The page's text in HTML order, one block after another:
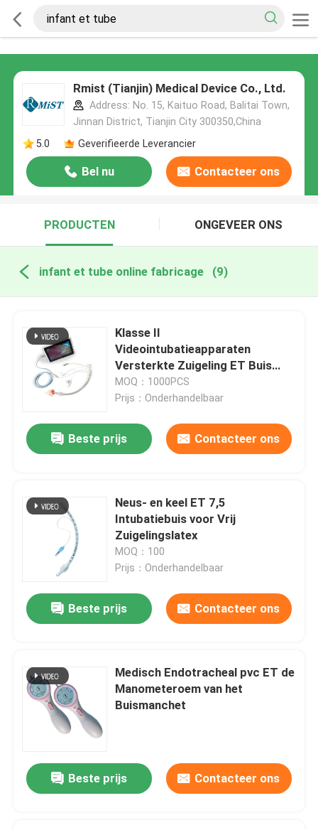
Rmist (Tianjin) Medical Device Co., Ltd.
Address: No. 15, Kaituo Road, Balitai Town,
Jinnan District, Tianjin City 300350,China
5.0
Geverifieerde Leverancier
Bel nu Contacteer ons
PRODUCTEN ONGEVEER ONS
infant et tube online fabricage (9)
Klasse II
Videointubatieapparaten
Versterkte Zuigeling ET Buis
7.0#
MOQ：1000PCS
Prijs：Onderhandelbaar
Beste prijs Contacteer ons
Neus- en keel ET 7,5
Intubatiebuis voor Vrij
Zuigelingslatex
MOQ：100
Prijs：Onderhandelbaar
Beste prijs Contacteer ons
Medisch Endotracheal pvc ET de
Manometeroem van het
Buismanchet
Beste prijs Contacteer ons